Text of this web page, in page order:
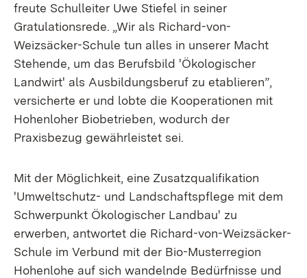
freute Schulleiter Uwe Stiefel in seiner
Gratulationsrede. „Wir als Richard-von-
Weizsäcker-Schule tun alles in unserer Macht
Stehende, um das Berufsbild 'Ökologischer
Landwirt' als Ausbildungsberuf zu etablieren”,
versicherte er und lobte die Kooperationen mit
Hohenloher Biobetrieben, wodurch der
Praxisbezug gewährleistet sei.
Mit der Möglichkeit, eine Zusatzqualifikation
'Umweltschutz- und Landschaftspflege mit dem
Schwerpunkt Ökologischer Landbau' zu
erwerben, antwortet die Richard-von-Weizsäcker-
Schule im Verbund mit der Bio-Musterregion
Hohenlohe auf sich wandelnde Bedürfnisse und